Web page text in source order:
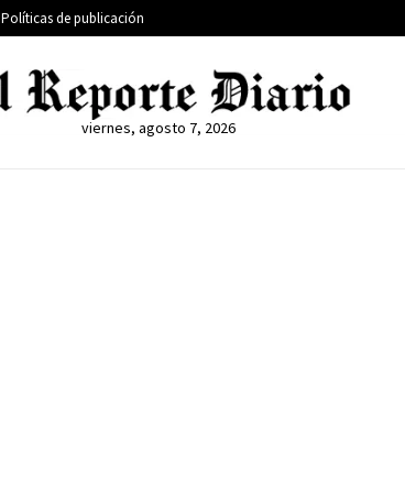
Políticas de publicación
viernes, agosto 7, 2026